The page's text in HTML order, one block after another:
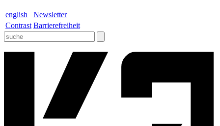
english
Newsletter
Contrast Barrierefreiheit